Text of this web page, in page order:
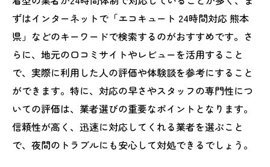
ずはインターネットで「エコキュート 24時間対応 熊本
県」などのキーワードで検索するのがおすすめです。さ
らに、地元の口コミサイトやレビューを活用すること
で、実際に利用した人の評価や体験談を参考にすること
ができます。特に、対応の早さやスタッフの専門性につ
いての評価は、業者選びの重要なポイントとなります。
信頼性が高く、迅速に対応してくれる業者を選ぶこと
で、夜間のトラブルにも安心して対処できるでしょう。